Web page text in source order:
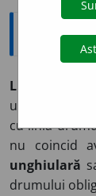
Jargon
LINIA
urmat de
cu linia
nu coincid
unghiulară
drumului